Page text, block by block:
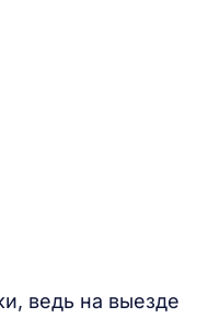
ведь на выезде